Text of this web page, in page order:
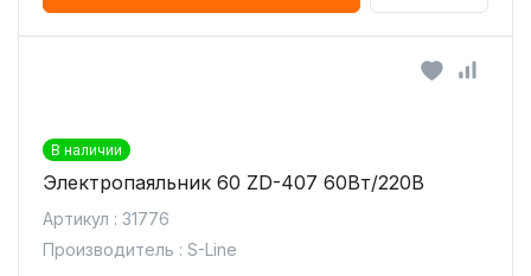
В наличии
Электропаяльник 60 ZD-407 60Вт/220В
Артикул : 31776
Производитель : S-Line